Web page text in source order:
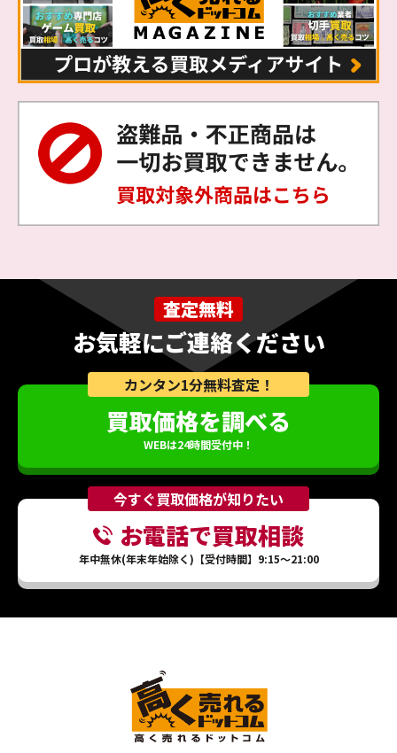
査定無料
お気軽にご連絡ください
カンタン1分無料査定！
買取価格を調べる
WEBは24時間受付中！
今すぐ買取価格が知りたい
お電話で買取相談
年中無休(年末年始除く)【受付時間】9:15～21:00